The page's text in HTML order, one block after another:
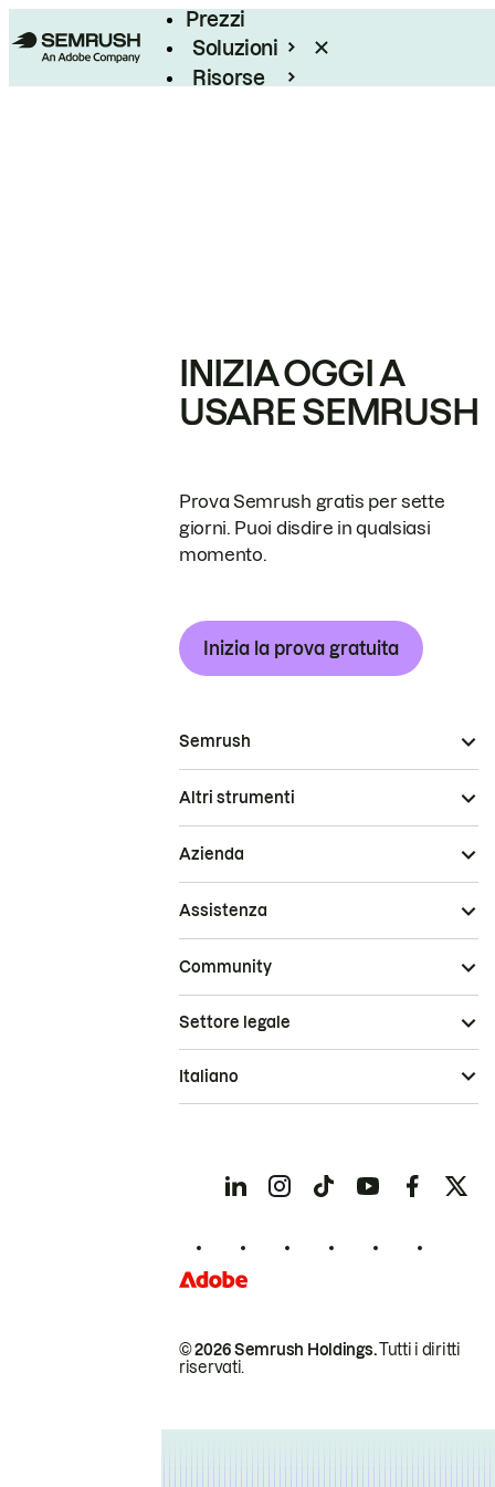
Prezzi
Soluzioni
Risorse
INIZIA OGGI A
USARE SEMRUSH
Prova Semrush gratis per sette
giorni. Puoi disdire in qualsiasi
momento.
Inizia la prova gratuita
Semrush
Altri strumenti
Azienda
Assistenza
Community
© 2026 Semrush Holdings.Tutti i diritti
riservati.
Settore legale
Italiano